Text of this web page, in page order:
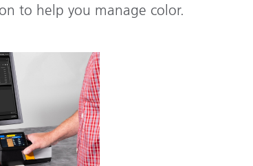
to help you manage color.